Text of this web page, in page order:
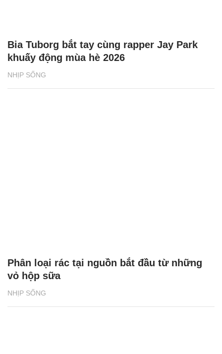
NHỊP SỐNG
Bia Tuborg bắt tay cùng rapper Jay Park
khuấy động mùa hè 2026
NHỊP SỐNG
Phân loại rác tại nguồn bắt đầu từ những
vỏ hộp sữa